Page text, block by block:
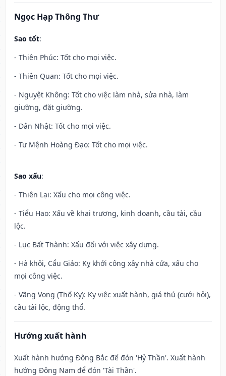
Ngọc Hạp Thông Thư
Sao tốt:
- Thiên Phúc: Tốt cho mọi việc.
- Thiên Quan: Tốt cho mọi việc.
- Nguyệt Không: Tốt cho việc làm nhà, sửa nhà, làm
giường, đặt giường.
- Dân Nhật: Tốt cho mọi việc.
- Tư Mệnh Hoàng Đạo: Tốt cho mọi việc.
Sao xấu:
- Thiên Lại: Xấu cho mọi công việc.
- Tiểu Hao: Xấu về khai trương, kinh doanh, cầu tài, cầu
lộc.
- Lục Bất Thành: Xấu đối với việc xây dựng.
- Hà khôi, Cẩu Giảo: Kỵ khởi công xây nhà cửa, xấu cho
mọi công việc.
- Vãng Vong (Thổ Kỵ): Kỵ việc xuất hành, giá thú (cưới hỏi),
cầu tài lộc, động thổ.
Hướng xuất hành
Xuất hành hướng Đông Bắc để đón 'Hỷ Thần'. Xuất hành
hướng Đông Nam để đón 'Tài Thần'.